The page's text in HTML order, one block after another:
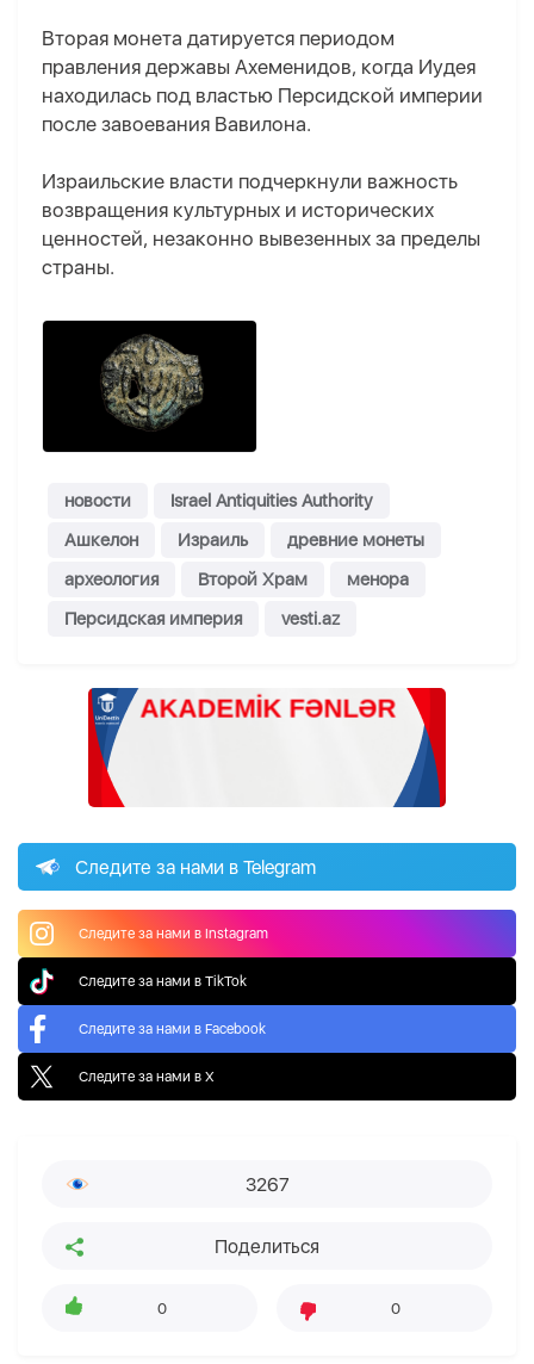
Вторая монета датируется периодом
правления державы Ахеменидов, когда Иудея
находилась под властью Персидской империи
после завоевания Вавилона.
Израильские власти подчеркнули важность
возвращения культурных и исторических
ценностей, незаконно вывезенных за пределы
страны.
новости
Israel Antiquities Authority
Ашкелон
Израиль
древние монеты
археология
Второй Храм
менора
Персидская империя
vesti.az
Следите за нами в Telegram
Следите за нами в Instagram
Следите за нами в TikTok
Следите за нами в Facebook
Следите за нами в X
3267
Поделиться
0 0